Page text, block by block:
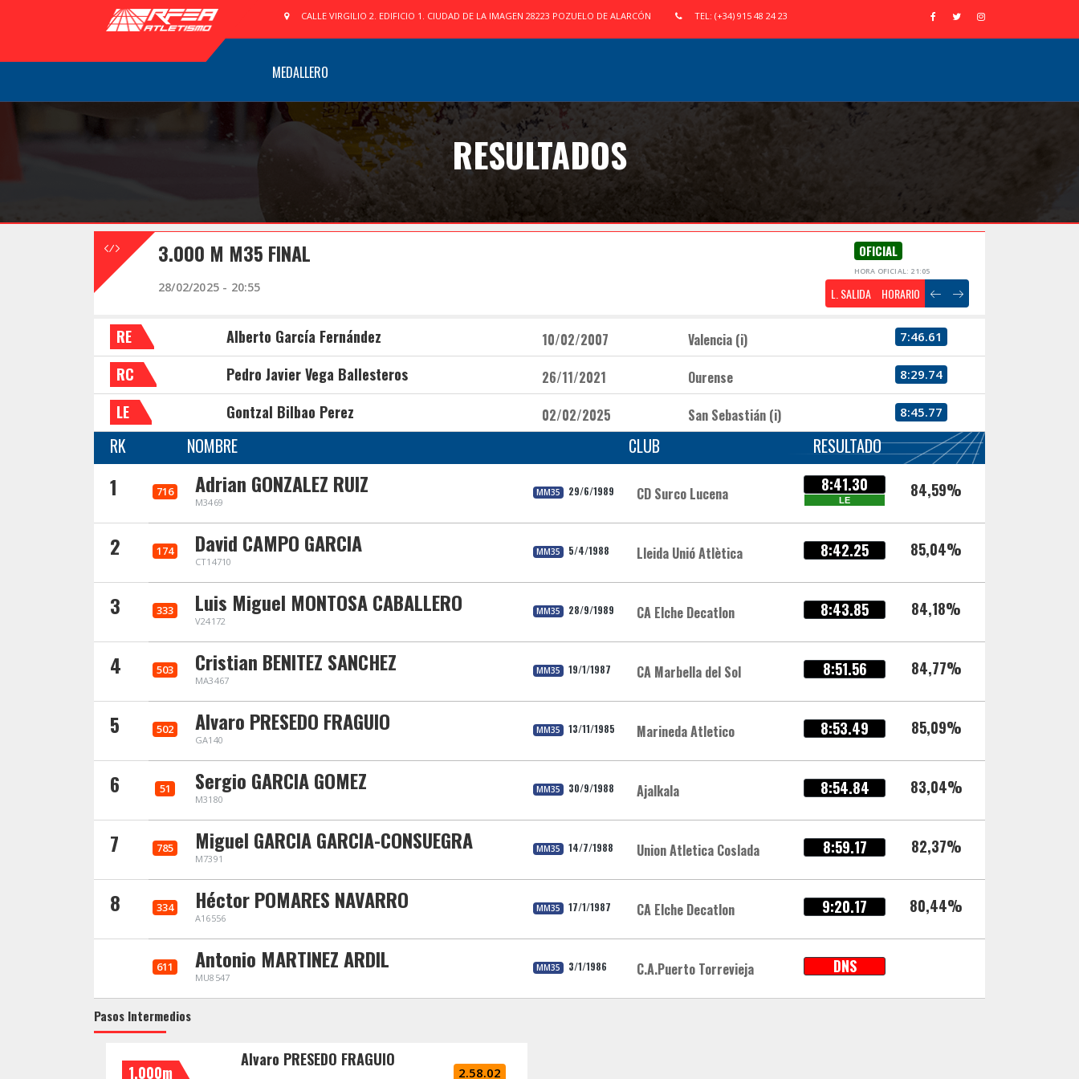
CALLE VIRGILIO 2. EDIFICIO 1. CIUDAD DE LA IMAGEN 28223 POZUELO DE ALARCÓN TEL: (+34) 915 48 24 23
MEDALLERO
RESULTADOS
3.000 M M35 FINAL OFICIAL
HORA OFICIAL: 21:05
28/02/2025 - 20:55 L. SALIDA HORARIO
RE Alberto García Fernández 10/02/2007 Valencia (i) 7:46.61
RC Pedro Javier Vega Ballesteros 26/11/2021 Ourense 8:29.74
LE Gontzal Bilbao Perez 02/02/2025 San Sebastián (i) 8:45.77
RK NOMBRE CLUB RESULTADO
1 716 Adrian GONZALEZ RUIZ
M3469
MM35 29/6/1989 CD Surco Lucena 8:41.30
LE 84,59%
2 174 David CAMPO GARCIA
CT14710
MM35 5/4/1988 Lleida Unió Atlètica 8:42.25 85,04%
3 333 Luis Miguel MONTOSA CABALLERO
V24172
MM35 28/9/1989 CA Elche Decatlon 8:43.85 84,18%
4 503 Cristian BENITEZ SANCHEZ
MA3467
MM35 19/1/1987 CA Marbella del Sol 8:51.56 84,77%
5 502 Alvaro PRESEDO FRAGUIO
GA140
MM35 13/11/1985 Marineda Atletico 8:53.49 85,09%
6 51 Sergio GARCIA GOMEZ
M3180
MM35 30/9/1988 Ajalkala 8:54.84 83,04%
7 785 Miguel GARCIA GARCIA-CONSUEGRA
M7391
MM35 14/7/1988 Union Atletica Coslada 8:59.17 82,37%
8 334 Héctor POMARES NAVARRO
A16556
MM35 17/1/1987 CA Elche Decatlon 9:20.17 80,44%
611 Antonio MARTINEZ ARDIL
MU8547
MM35 3/1/1986 C.A.Puerto Torrevieja DNS
Pasos Intermedios
1.000m
Alvaro PRESEDO FRAGUIO
2.58.02